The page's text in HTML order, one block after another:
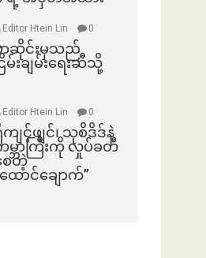
Editor Htein Lin 0
ာဆိုင်းမှသည်
ြိမ်းချမ်းရေးဆီသို့
Editor Htein Lin 0
ကျင့်ဖျင်၊ သုစိဒိဒ်နဲ့
မ္ဘာကြီးကို လှုပ်ခတ်
ေတဲ့
ထောင်ချောက်”